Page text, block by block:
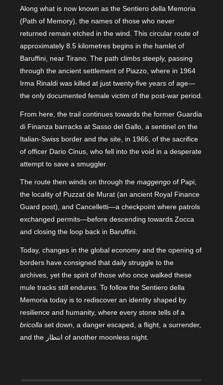
Along what is now known as the Sentiero della Memoria
(Path of Memory), the names of those who never
returned remain etched in the wind. This circular route of
approximately 8.5 kilometres begins in the hamlet of
Baruffini, near Tirano. The path climbs steeply, passing
through the ancient settlement of Piazzo, where in 1964
Irma Rinaldi was killed at just twenty-five years of age—
the only documented female victim of the post-war period.
From here, the trail continues towards the former Guardia
di Finanza barracks at Sasso del Gallo, a sentinel on the
Italian-Swiss border and the site, in 1966, of the sacrifice
of officer Dario Cinus, who fell into the void in a desperate
attempt to save a smuggler.
The route then winds on through the maggengo of Papi,
the locality of Puzzat de Murat (an ancient Royal Finance
Guard post), and Cancelletti—a checkpoint where patrols
exchanged permits—before descending towards Zocca
and closing the loop back in Baruffini.
Today, changes in the global economy and the opening of
borders have consigned that daily struggle to the
archives, yet the spirit of those who once walked these
mule tracks still endures. To follow the Sentiero della
Memoria today is to rediscover an identity shaped by
resilience and humanity, where every stone tells of a
bricolla set down, a danger escaped, a flight, a surrender,
and the انتظار of another moonless night.